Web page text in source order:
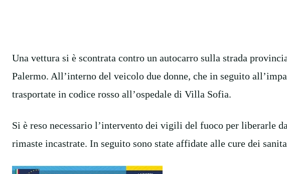
Una vettura si è scontrata contro un autocarro sulla strada
Palermo. All’interno del veicolo due donne, che in seguito
trasportate in codice rosso all’ospedale di Villa Sofia.
Si è reso necessario l’intervento dei vigili del fuoco per liberarle
rimaste incastrate. In seguito sono state affidate alle cure dei